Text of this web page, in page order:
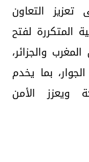
التعاون
المتكررة لفتح
والجزائر،
بما يخدم
ويعزز الأمن